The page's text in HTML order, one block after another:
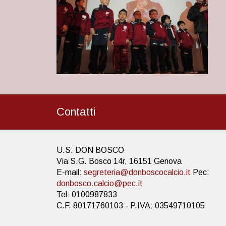
Contatti
U.S. DON BOSCO
Via S.G. Bosco 14r, 16151 Genova
E-mail: segreteria@donboscocalcio.it Pec:
donbosco.calcio@pec.it
Tel: 0100987833
C.F. 80171760103 - P.IVA: 03549710105